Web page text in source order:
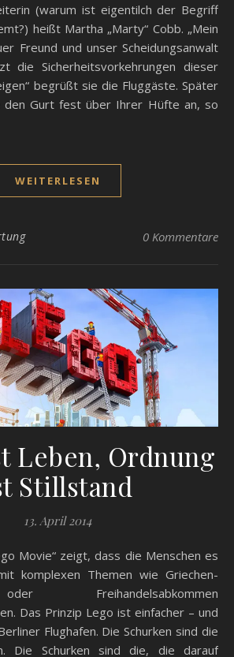
(warum ist eigentilch der Begriff
heißt Martha „Marty“ Cobb. „Mein
Freund und unser Scheidungsanwalt
die Sicherheitsvorkehrungen dieser
begrüßt sie die Fluggäste. Später
den Gurt fest über Ihrer Hüfte an, so
WEITERLESEN
0 Kommentare
Leben, Ordnung
Stillstand
13. April 2014
komplexen Themen wie Griechen-
Freihandelsabkommen
Das Prinzip Lego ist einfacher – und
Flughafen. Die Schurken sind die
Die Schurken sind die, die darauf